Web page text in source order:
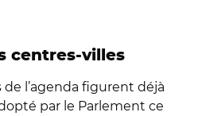
centres-villes
l’agenda figurent déjà
par le Parlement ce